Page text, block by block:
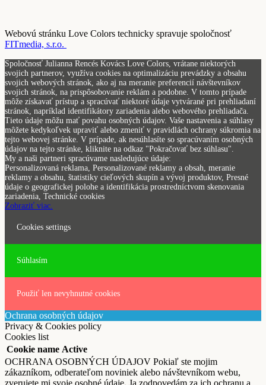
Webovú stránku Love Colors technicky spravuje spoločnosť
FITmedia, s.r.o.
Spoločnosť Julianna Rencés Kovács Love Colors, vrátane niektorých
svojich partnerov, využíva cookies na optimalizáciu prevádzky a obsahu
svojich webových stránok, ako aj na meranie preferencií návštevníkov
svojich stránok, na prispôsobovanie reklám a podobne. V tomto prípade
môže získavať prístup a spracúvať niektoré údaje vytvárané pri prehliadaní
stránok, napríklad identifikátory zariadenia alebo webového prehliadača.
Tieto údaje môžu mať povahu osobných údajov. Vaše nastavenia a súhlasy
môžete kedykoľvek upraviť alebo zmeniť v pravidlách ochrany súkromia na
tejto webovej stránke. V prípade, ak nesúhlasíte so spracúvaním osobných
údajov na tejto stránke, kliknite na odkaz "Pokračovať bez súhlasu".
My a naši partneri spracúvame nasledujúce údaje:
Personalizovaná reklama, Personalizované reklamy a obsah, meranie
reklamy a obsahu, štatistiky cieľových skupín a vývoj produktov, Presné
údaje o geografickej polohe a identifikácia prostredníctvom skenovania
zariadenia, Technické cookies
Zobraziť viac.
Cookies settings
Súhlasím
Použiť len nevyhnutné cookies
Ochrana osobných údajov
Privacy & Cookies policy
Cookies list
Cookie name Active
OCHRANA OSOBNÝCH ÚDAJOV Pokiaľ ste mojim
zákazníkom, odberateľom noviniek alebo návštevníkom webu,